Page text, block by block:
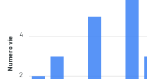
4
2
Numero vie